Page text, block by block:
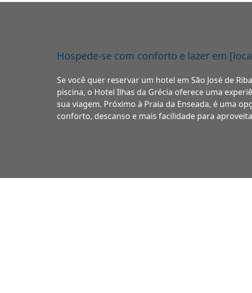
Hospede-se com conforto e lazer em
Se você quer reservar um hotel em São José de
piscina, o Hotel Ilhas da Grécia oferece uma
sua viagem. Próximo à Praia da Enseada, é uma
conforto, descanso e mais facilidade para